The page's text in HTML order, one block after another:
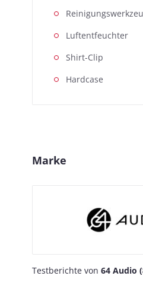
Luftentfeuchter
Shirt-Clip
Hardcase
Marke
Testberichte von 64 Audio